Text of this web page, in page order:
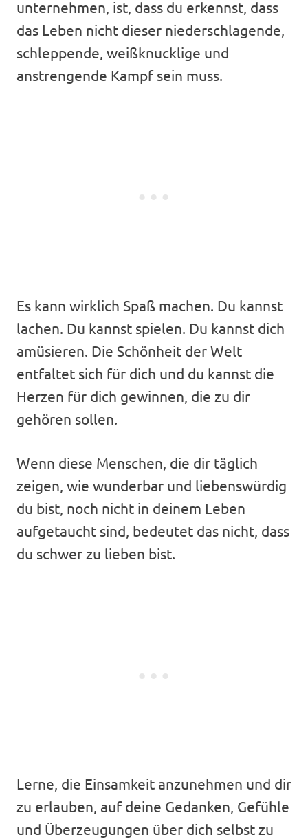
unternehmen, ist, dass du erkennst, dass
das Leben nicht dieser niederschlagende,
schleppende, weißknucklige und
anstrengende Kampf sein muss.
Es kann wirklich Spaß machen. Du kannst
lachen. Du kannst spielen. Du kannst dich
amüsieren. Die Schönheit der Welt
entfaltet sich für dich und du kannst die
Herzen für dich gewinnen, die zu dir
gehören sollen.
Wenn diese Menschen, die dir täglich
zeigen, wie wunderbar und liebenswürdig
du bist, noch nicht in deinem Leben
aufgetaucht sind, bedeutet das nicht, dass
du schwer zu lieben bist.
Lerne, die Einsamkeit anzunehmen und dir
zu erlauben, auf deine Gedanken, Gefühle
und Überzeugungen über dich selbst zu